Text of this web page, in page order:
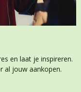
en laat je inspireren.
al jouw aankopen.